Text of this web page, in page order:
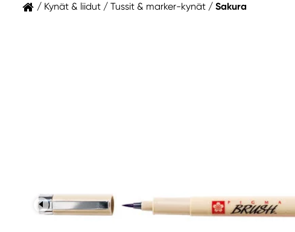
Kynät & liidut Tussit & marker-kynät Sakura